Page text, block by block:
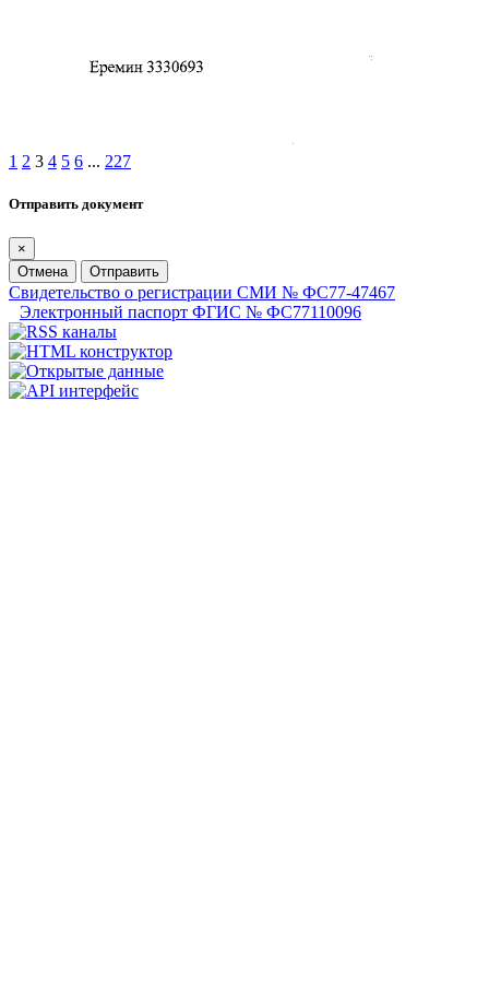
1 2 3 4 5 6 ... 227
Отправить документ
×
Отмена
Отправить
Свидетельство о регистрации СМИ № ФС77-47467
Электронный паспорт ФГИС № ФС77110096